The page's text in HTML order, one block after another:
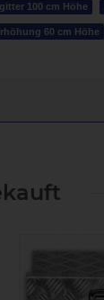
100 cm Höhe
60 cm Höhe